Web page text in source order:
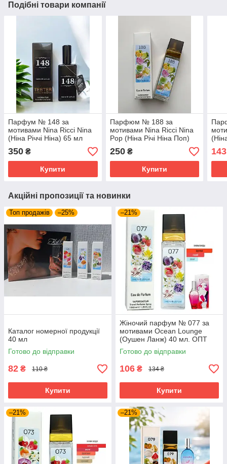
Подібні товари компанії
Парфум № 148 за
мотивами Nina Ricci Nina
(Ніна Річчі Ніна) 65 мл
350 ₴
Купити
Парфюм № 188 за
мотивами Nina Ricci Nina
Pop (Ніна Річі Ніна Поп)
40 мл
250₴
Купити
143
Акційні пропозиції та новинки
Топ продажів –25%
Каталог номерної продукції
40 мл
Готово до відправки
82 ₴ 110 ₴
Купити
–21%
Жіночий парфум № 077 за
мотивами Ocean Lounge
(Оушен Ланж) 40 мл. ОПТ
Готово до відправки
106 ₴ 134 ₴
Купити
–21% –21%